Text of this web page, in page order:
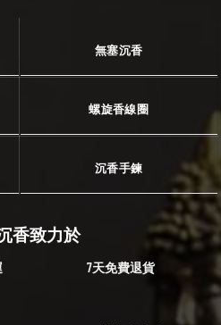
無塞沉香
螺旋香線圈
沉香手鍊
香致力於
7天免費退貨